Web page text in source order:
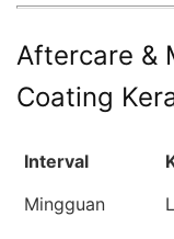
Aftercare &
Coating
Interval
Mingguan